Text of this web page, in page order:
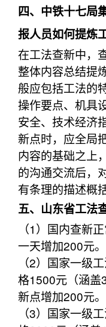
四、中铁十七局
报人员如何提炼
在工法查新中，
整体内容总结提
般应包括工法的
操作要点、机具
安全、技术经济
新点时，应全局
内容的基础之上
的沟通交流后，
有条理的描述概括
五、山东省工法
（1）国内查新
一天增加200元。
（2）国家一级
格1500元（涵盖
新点增加200元。
（3）国家一级